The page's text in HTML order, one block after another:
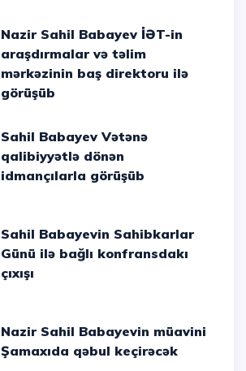
Nazir Sahil Babayev İƏT-in
araşdırmalar və təlim
mərkəzinin baş direktoru ilə
görüşüb
Sahil Babayev Vətənə
qalibiyyətlə dönən
idmançılarla görüşüb
Sahil Babayevin Sahibkarlar
Günü ilə bağlı konfransdakı
çıxışı
Nazir Sahil Babayevin müavini
Şamaxıda qəbul keçirəcək